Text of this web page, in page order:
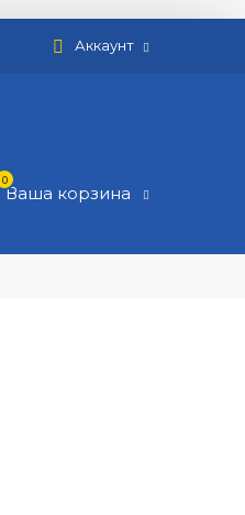
Аккаунт
0
Ваша корзина